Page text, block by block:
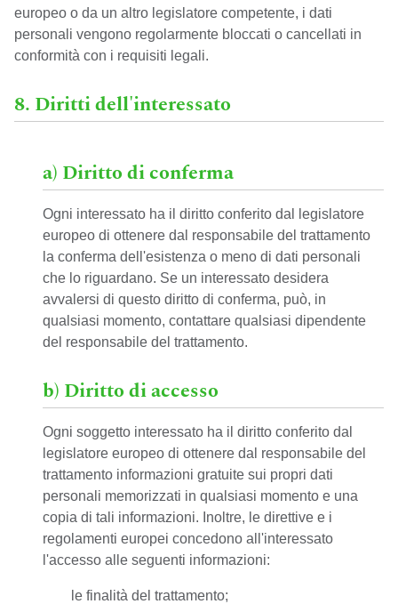
europeo o da un altro legislatore competente, i dati
personali vengono regolarmente bloccati o cancellati in
conformità con i requisiti legali.
8. Diritti dell'interessato
a) Diritto di conferma
Ogni interessato ha il diritto conferito dal legislatore
europeo di ottenere dal responsabile del trattamento
la conferma dell'esistenza o meno di dati personali
che lo riguardano. Se un interessato desidera
avvalersi di questo diritto di conferma, può, in
qualsiasi momento, contattare qualsiasi dipendente
del responsabile del trattamento.
b) Diritto di accesso
Ogni soggetto interessato ha il diritto conferito dal
legislatore europeo di ottenere dal responsabile del
trattamento informazioni gratuite sui propri dati
personali memorizzati in qualsiasi momento e una
copia di tali informazioni. Inoltre, le direttive e i
regolamenti europei concedono all'interessato
l'accesso alle seguenti informazioni:
le finalità del trattamento;